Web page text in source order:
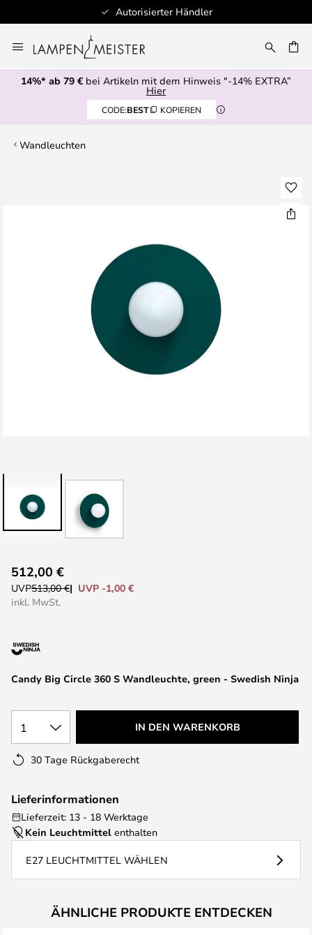
Autorisierter Händler
Inhalt
springen
14%* ab 79 € bei Artikeln mit dem Hinweis "-14% EXTRA”
Hier
CODE:BEST KOPIEREN
Wandleuchten
Anfang
der
Candy Big Circle 360 S Wandleuchte, green - Swedish Ninja
512,00 €
UVP513,00 €
UVP -1,00 €
inkl. MwSt.
1 IN DEN WARENKORB
30 Tage Rückgaberecht
Lieferinformationen
Lieferzeit: 13 - 18 Werktage
Kein Leuchtmittel enthalten
E27 LEUCHTMITTEL WÄHLEN
ÄHNLICHE PRODUKTE ENTDECKEN